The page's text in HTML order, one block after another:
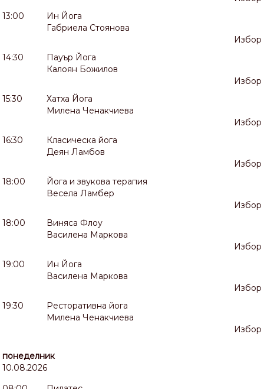
13:00
Ин Йога
Габриела Стоянова
Избор
14:30
Пауър Йога
Калоян Божилов
Избор
15:30
Хатха Йога
Милена Ченакчиева
Избор
16:30
Класическа йога
Деян Ламбов
Избор
18:00
Йога и звукова терапия
Весела Ламбер
Избор
18:00
Виняса Флоу
Василена Маркова
Избор
19:00
Ин Йога
Василена Маркова
Избор
19:30
Ресторативна йога
Милена Ченакчиева
Избор
понеделник
10.08.2026